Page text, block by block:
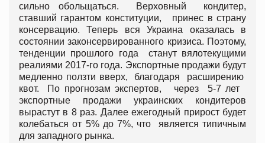
сильно обольщаться. Верховный кондитер,
ставший гарантом конституции, принес в страну
консервацию. Теперь вся Украина оказалась в
состоянии законсервированного кризиса. Поэтому,
тенденции прошлого года станут вялотекущими
реалиями 2017-го года. Экспортные продажи будут
медленно ползти вверх, благодаря расширению
квот. По прогнозам экспертов, через 5-7 лет
экспортные продажи украинских кондитеров
вырастут в 8 раз. Далее ежегодный прирост будет
колебаться от 5% до 7%, что является типичным
для западного рынка.